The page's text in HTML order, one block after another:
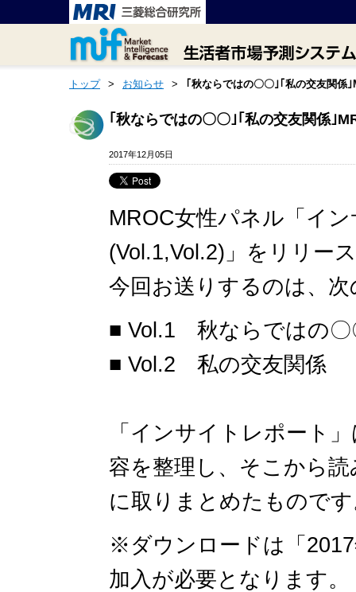
トップ > お知らせ > ｢秋ならではの〇〇｣｢私の交友関係
｢秋ならではの〇〇｣｢私の交友関係｣
2017年12月05日
MROC女性パネル「イ
(Vol.1,Vol.2)」をリリー
今回お送りするのは、
■ Vol.1 秋ならではの〇
■ Vol.2 私の交友関係
「インサイトレポート
容を整理し、そこから
に取りまとめたもので
※ダウンロードは「
加入が必要となります。